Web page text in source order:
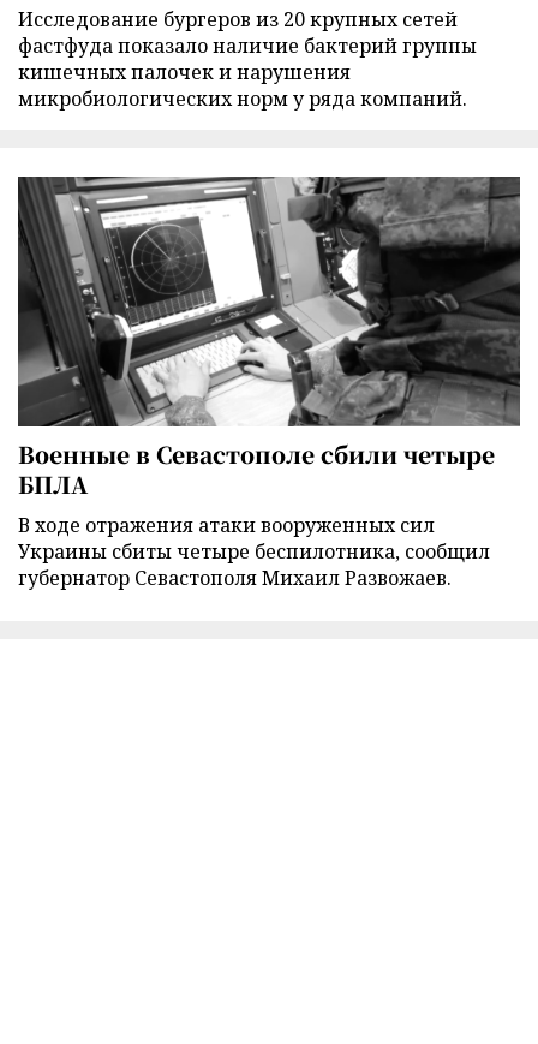
Исследование бургеров из 20 крупных сетей
фастфуда показало наличие бактерий группы
кишечных палочек и нарушения
микробиологических норм у ряда компаний.
Военные в Севастополе сбили четыре
БПЛА
В ходе отражения атаки вооруженных сил
Украины сбиты четыре беспилотника, сообщил
губернатор Севастополя Михаил Развожаев.